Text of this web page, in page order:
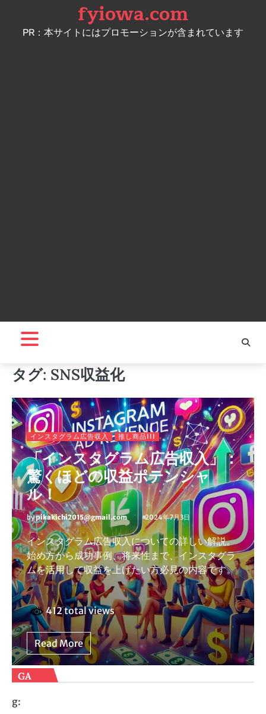
content
fyiowa.com
PR：本サイトにはプロモーションが含まれています
タグ: SNS収益化
インスタグラム広告収入 推し商品III
「インスタグラム広告収入」：
驚くほどの収益ポテンシャ
ル！
bypikakichi2015@gmail.com 2024年7月3日
インスタグラム広告収入についての詳しい解説。
始め方から成功事例、将来性まで、インスタグラ
ムを活用して収益を上げたい方必見の内容です。
412 total views
Read More
GA
g: